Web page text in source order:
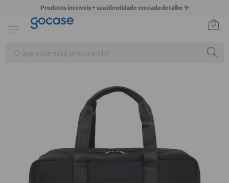
Produtos incríveis + sua identidade em cada detalhe ✨